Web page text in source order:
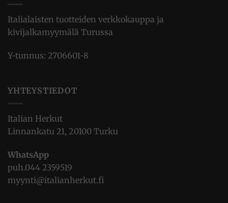
Italialaisten tuotteiden verkkokauppa ja
kivijalkamyymälä Turussa
Y-tunnus: 2706601-8
YHTEYSTIEDOT
Italian Herkut
Linnankatu 21, 20100 Turku
WhatsApp
puh.044 2359519
myynti@italianherkut.fi